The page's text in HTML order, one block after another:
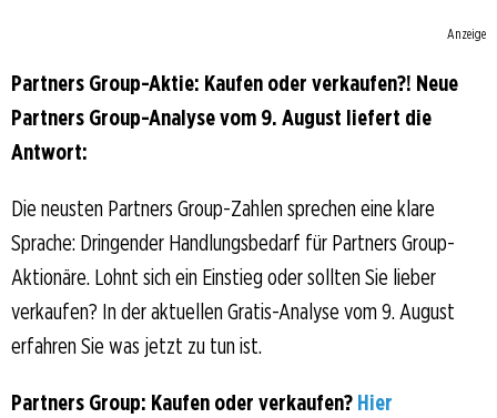
Anzeige
Partners Group-Aktie: Kaufen oder verkaufen?! Neue
Partners Group-Analyse vom 9. August liefert die
Antwort:
Die neusten Partners Group-Zahlen sprechen eine klare
Sprache: Dringender Handlungsbedarf für Partners Group-
Aktionäre. Lohnt sich ein Einstieg oder sollten Sie lieber
verkaufen? In der aktuellen Gratis-Analyse vom 9. August
erfahren Sie was jetzt zu tun ist.
Partners Group: Kaufen oder verkaufen? Hier